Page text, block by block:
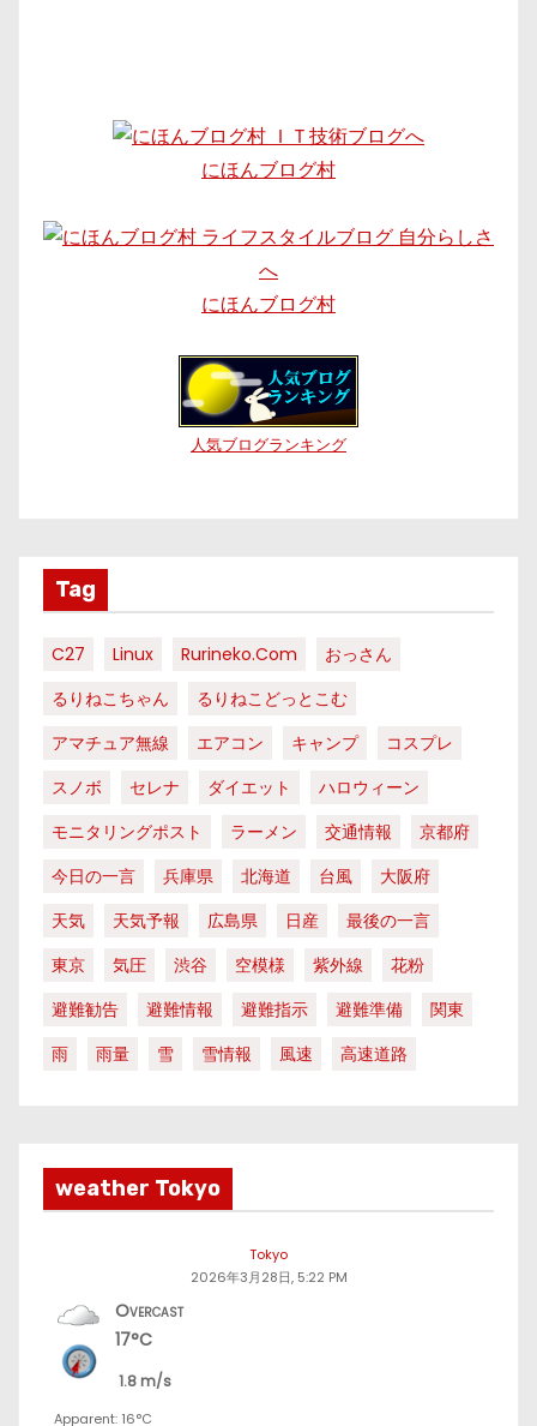
にほんブログ村
にほんブログ村
人気ブログランキング
Tag
C27 Linux Rurineko.com
おっさん
るりねこちゃん
るりねこどっとこむ
アマチュア無線
エアコン キャンプ
コスプレ
スノボ
セレナ ダイエット
ハロウィーン
モニタリングポスト
ラーメン 交通情報
京都府
今日の一言
兵庫県 北海道 台風
大阪府
天気
天気予報 広島県 日産
最後の一言
東京
気圧 渋谷 空模様 紫外線
花粉
避難勧告
避難情報 避難指示 避難準備
関東
雨
雨量 雪 雪情報 風速 高速道路
weather Tokyo
Tokyo
2026年3月28日, 5:22 PM
Overcast
17°C
1.8 m/s
Apparent: 16°C